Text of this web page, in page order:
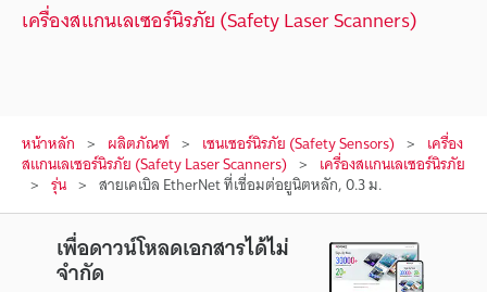
เครื่องสแกนเลเซอร์นิรภัย (Safety Laser Scanners)
หน้าหลัก ผลิตภัณฑ์ เซนเซอร์นิรภัย (Safety Sensors) เครื่อง
สแกนเลเซอร์นิรภัย (Safety Laser Scanners) เครื่องสแกนเลเซอร์นิรภัย
รุ่น สายเคเบิล EtherNet ที่เชื่อมต่อยูนิตหลัก, 0.3 ม.
เพื่อดาวน์โหลดเอกสารได้ไม่
จำกัด